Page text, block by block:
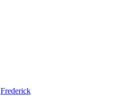
Frederick